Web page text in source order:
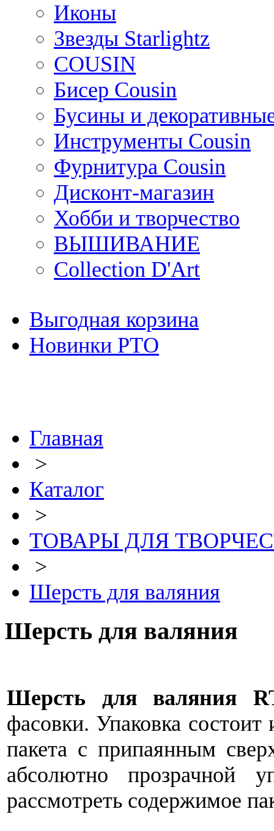
Иконы
Звезды Starlightz
COUSIN
Бисер Cousin
Бусины и
Инструменты Cousin
Фурнитура Cousin
Дисконт-магазин
Хобби и творчество
ВЫШИВАНИЕ
Collection D'Art
Выгодная корзина
Новинки РТО
Главная
>
Каталог
>
ТОВАРЫ ДЛЯ
>
Шерсть для валяния
Шерсть для валяния
Шерсть для валяния
фасовки. Упаковка состоит
пакета с припаянным
абсолютно прозрачной
рассмотреть содержимое